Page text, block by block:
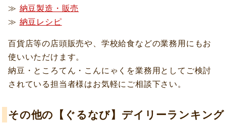
≫ 納豆製造・販売
≫ 納豆レシピ
百貨店等の店頭販売や、学校給食などの業務用にもお
使いいただけます。
納豆・ところてん・こんにゃくを業務用としてご検討
されている担当者様はお気軽にご相談下さい。
その他の【ぐるなび】デイリーランキング